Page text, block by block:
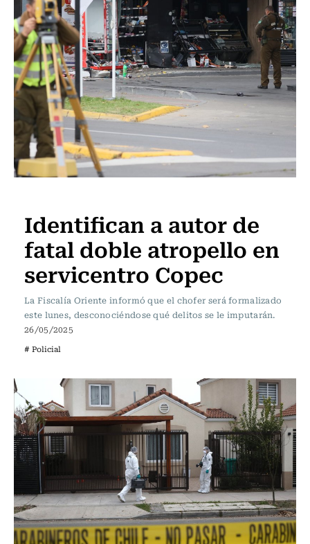
Identifican a autor de
fatal doble atropello en
servicentro Copec
La Fiscalía Oriente informó que el chofer será formalizado
este lunes, desconociéndose qué delitos se le imputarán.
26/05/2025
# Policial